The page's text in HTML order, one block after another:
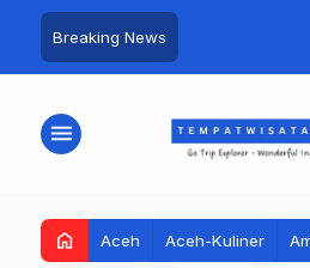
Breaking News
menu
home Aceh Aceh-Kuliner